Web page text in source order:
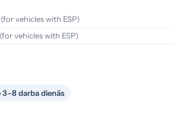
(for vehicles with ESP)
(for vehicles with ESP)
3–8 darba dienās